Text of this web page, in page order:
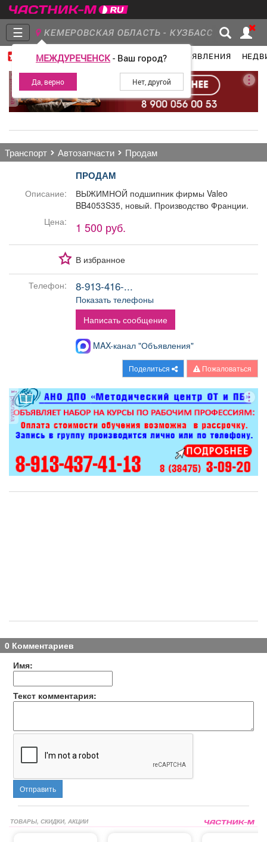
☰ КЕМЕРОВСКАЯ ОБЛАСТЬ - КУЗБАСС
МЕЖДУРЕЧЕНСК- Ваш город?
ГЛАВНАЯ ГРУППЫ НОВОСТИ ОБЪЯВЛЕНИЯ
Главная
Группы Новости
Транспорт Компании
Афиша Обучение Проекты
Поздравления
ТВ программа Я - пенсионер
реклама
транспорт автозапчасти продам
ПРОДАМ
Описание:
ВЫЖИМНОЙ подшипник фирмы Valeo
BB4053S35, новый. Производство Франции.
Цена:
1 500 руб.
В избранное
Телефон: 8-913-416-...
Показать телефоны
Написать сообщение
MAX-канал "Объявления"
Поделиться Пожаловаться
реклама
0 Комментариев
Имя:
Текст комментария:
Отправить
ТОВАРЫ, СКИДКИ, АКЦИИ